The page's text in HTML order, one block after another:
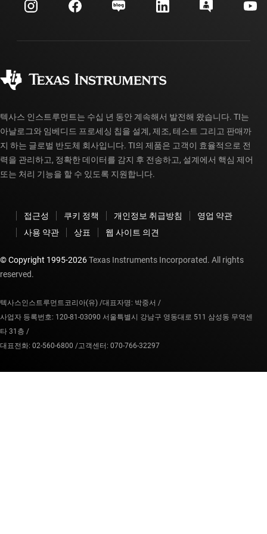
투자 관계
myTI 계정 FAQ
주문 FAQ
텍사스 인스트루먼트는 수십 년 동안 계속해서 발전해 왔습니다. TI는
아날로그와 임베디드 프로세싱 칩을 설계, 제조, 테스트 그리고 판매까
지 하는 글로벌 반도체 회사입니다. TI의 제품은 고객이 효율적으로 전
력을 관리하고, 정확한 데이터를 감지 후 전송하고, 설계에서 핵심 제어
또는 처리 기능을 할 수 있도록 지원합니다.
접근성 쿠키 정책 개인정보 취급방침
영업 약관
사용 약관
상표 웹 사이트 의견
© Copyright 1995-2026Texas Instruments Incorporated. All rights
reserved.
텍사스인스트루먼트코리아(유) /대표자명: 박중서 /
사업자 등록번호: 120-81-03090 서울특별시 강남구 영동대로 511 삼성동 무역센
타 31층 /
대표전화: 02-560-6800 /고객센터: 070-766-32297